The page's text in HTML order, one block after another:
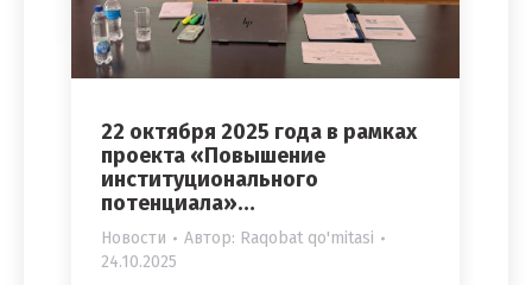
22 октября 2025 года в рамках
проекта «Повышение
институционального
потенциала»…
Новости Автор: Raqobat qo'mitasi
24.10.2025